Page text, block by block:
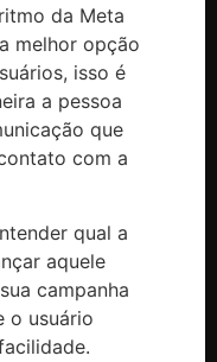
da Meta
melhor opção
isso é
a pessoa
que
com a
qual a
aquele
campanha
o usuário